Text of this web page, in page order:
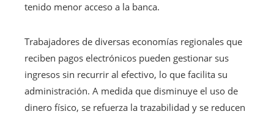
tenido menor acceso a la banca.
Trabajadores de diversas economías regionales que
reciben pagos electrónicos pueden gestionar sus
ingresos sin recurrir al efectivo, lo que facilita su
administración. A medida que disminuye el uso de
dinero físico, se refuerza la trazabilidad y se reducen